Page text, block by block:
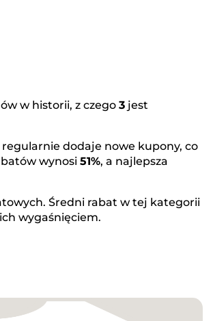
w historii, z czego 3 jest
regularnie dodaje nowe kupony, co
wynosi 51%, a najlepsza
Średni rabat w tej kategorii
wygaśnięciem.